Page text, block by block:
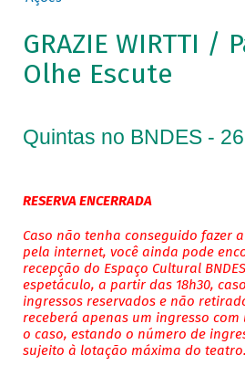
GRAZIE WIRTTI /
Olhe Escute
Quintas no BNDES -
RESERVA ENCERRADA
Caso não tenha conseguido fazer
pela internet, você ainda pode
recepção do Espaço Cultural
espetáculo, a partir das 18h30,
ingressos reservados e não
receberá apenas um ingresso
o caso, estando o número de
sujeito à lotação máxima do teatro.